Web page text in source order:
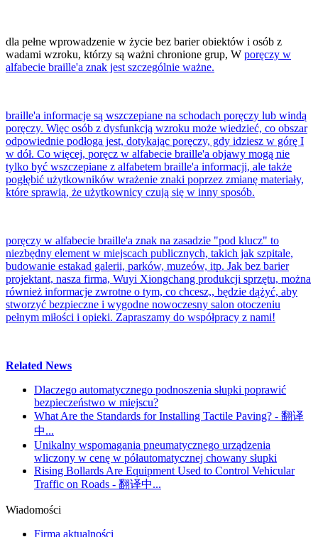
dla pełne wprowadzenie w życie bez barier obiektów i osób z
wadami wzroku, którzy są ważni chronione grup, W poręczy w
alfabecie braille'a znak jest szczególnie ważne.
braille'a informacje są wszczepiane na schodach poręczy lub windą
poręczy. Więc osób z dysfunkcją wzroku może wiedzieć, co obszar
odpowiednie podłoga jest, dotykając poręczy, gdy idziesz w górę I
w dół. Co więcej, poręcz w alfabecie braille'a objawy mogą nie
tylko być wszczepiane z alfabetem braille'a informacji, ale także
pogłębić użytkowników wrażenie znaki poprzez zmianę materiały,
które sprawią, że użytkownicy czują się w inny sposób.
poręczy w alfabecie braille'a znak na zasadzie "pod klucz" to
niezbędny element w miejscach publicznych, takich jak szpitale,
budowanie estakad galerii, parków, muzeów, itp. Jak bez barier
projektant, nasza firma, Wuyi Xiongchang produkcji sprzętu, można
również informacje zwrotne o tym, co chcesz,, będzie dążyć, aby
stworzyć bezpieczne i wygodne nowoczesny salon otoczeniu
pełnym miłości i opieki. Zapraszamy do współpracy z nami!
Related News
Dlaczego automatycznego podnoszenia słupki poprawić
bezpieczeństwo w miejscu?
What Are the Standards for Installing Tactile Paving? - 翻译
中...
Unikalny wspomagania pneumatycznego urządzenia
wliczony w cenę w półautomatycznej chowany słupki
Rising Bollards Are Equipment Used to Control Vehicular
Traffic on Roads - 翻译中...
Wiadomości
Firma aktualności